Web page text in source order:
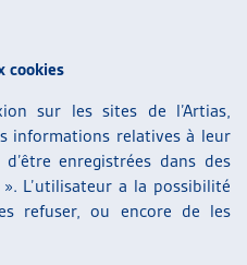
cookies
sur les sites de l’Artias,
informations relatives à leur
enregistrées dans des
L’utilisateur a la possibilité
refuser, ou encore de les